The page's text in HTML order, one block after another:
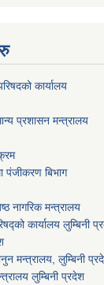
कार्यालय
प्रशासन मन्त्रालय
पंजीकरण बिभाग
नागरिक मन्त्रालय
कार्यालय लुम्बिनी
मन्त्रालय, लुम्बिनी
लुम्बिनी प्रदेश